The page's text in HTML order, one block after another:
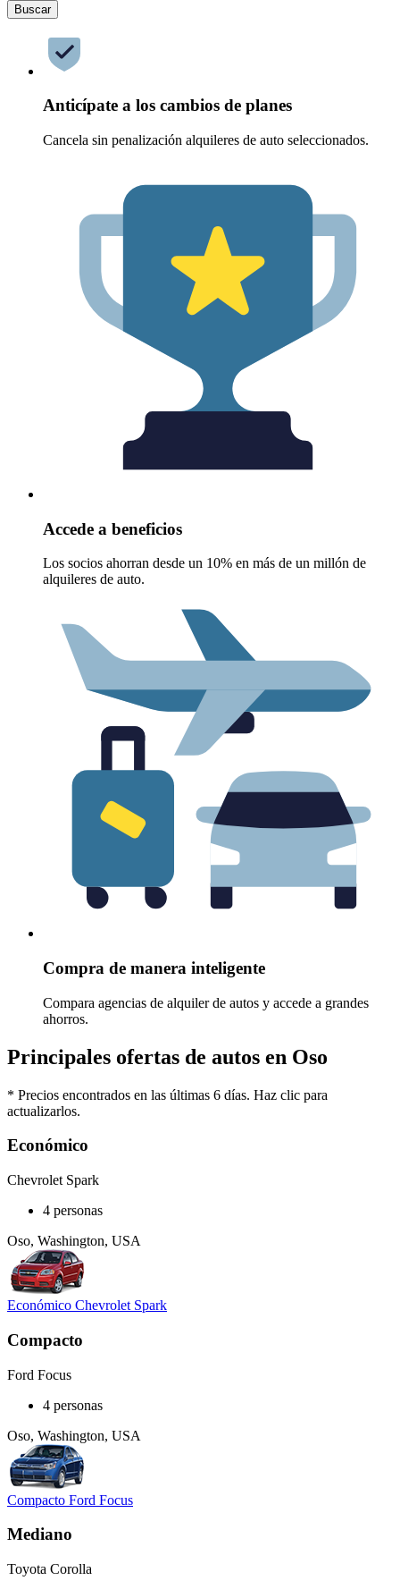
Buscar
Anticípate a los cambios de planes
Cancela sin penalización alquileres de auto seleccionados.
Accede a beneficios
Los socios ahorran desde un 10% en más de un millón de
alquileres de auto.
Compra de manera inteligente
Compara agencias de alquiler de autos y accede a grandes
ahorros.
Principales ofertas de autos en Oso
* Precios encontrados en las últimas 6 días. Haz clic para
actualizarlos.
Económico
Chevrolet Spark
4 personas
Oso, Washington, USA
Económico Chevrolet Spark
Compacto
Ford Focus
4 personas
Oso, Washington, USA
Compacto Ford Focus
Mediano
Toyota Corolla